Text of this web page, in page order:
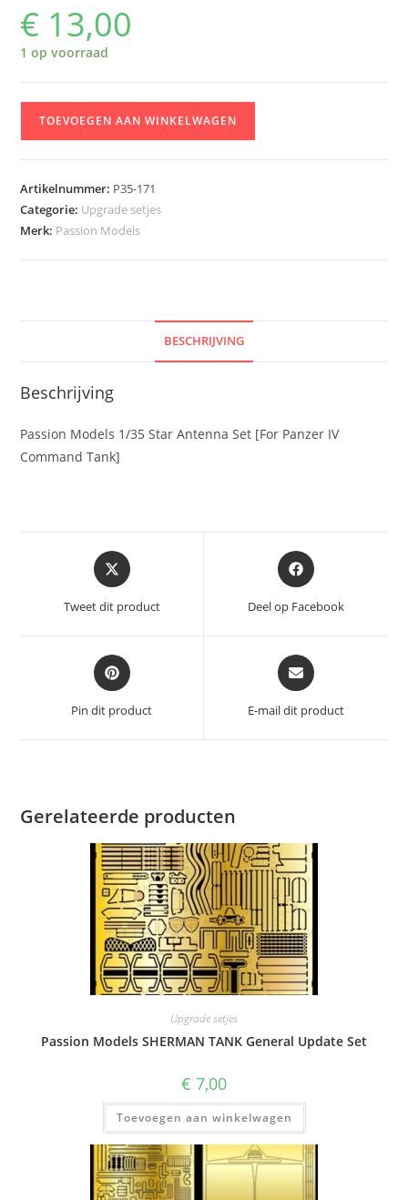
€ 13,00
1 op voorraad
Antenna
Set
TOEVOEGEN AAN WINKELWAGEN
Artikelnummer: P35-171
Categorie: Upgrade setjes
Merk: Passion Models
BESCHRIJVING
Beschrijving
Passion Models 1/35 Star Antenna Set [For Panzer IV
Command Tank]
Opent
in
nieuw
Tweet dit product
Opent
in
nieuw
Deel op Facebook
Opent
in
nieuw
Pin dit product
Opent
in
nieuw
E-mail dit product
Gerelateerde producten
Upgrade setjes
Passion Models SHERMAN TANK General Update Set
€ 7,00
Toevoegen aan winkelwagen